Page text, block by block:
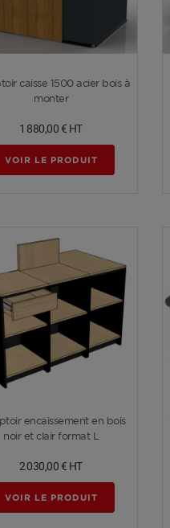
Voir plus
caisse 1500 acier bois à
monter
1 880,00 € HT
VOIR LE PRODUIT
Voir plus
encaissement en bois
noir et clair format L
2 030,00 € HT
VOIR LE PRODUIT